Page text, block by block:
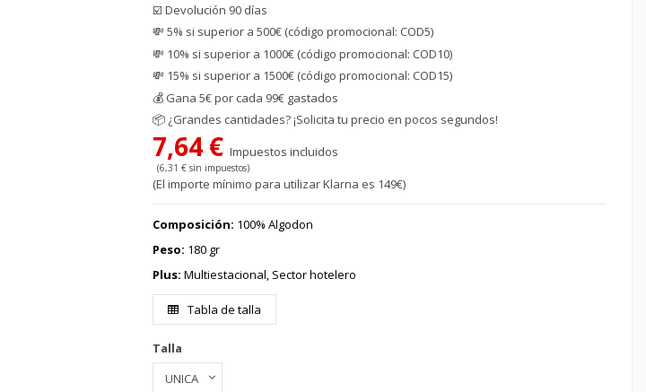
☑️ Devolución 90 días
💸 5% si superior a 500€ (código promocional: COD5)
💸 10% si superior a 1000€ (código promocional: COD10)
💸 15% si superior a 1500€ (código promocional: COD15)
💰 Gana 5€ por cada 99€ gastados
📦 ¿Grandes cantidades? ¡Solicita tu precio en pocos segundos!
7,64 €Impuestos incluidos
(6,31 € sin impuestos)
(El importe mínimo para utilizar Klarna es 149€)
Composición: 100% Algodon
Peso: 180 gr
Plus:Multiestacional, Sector hotelero
Tabla de talla
Talla